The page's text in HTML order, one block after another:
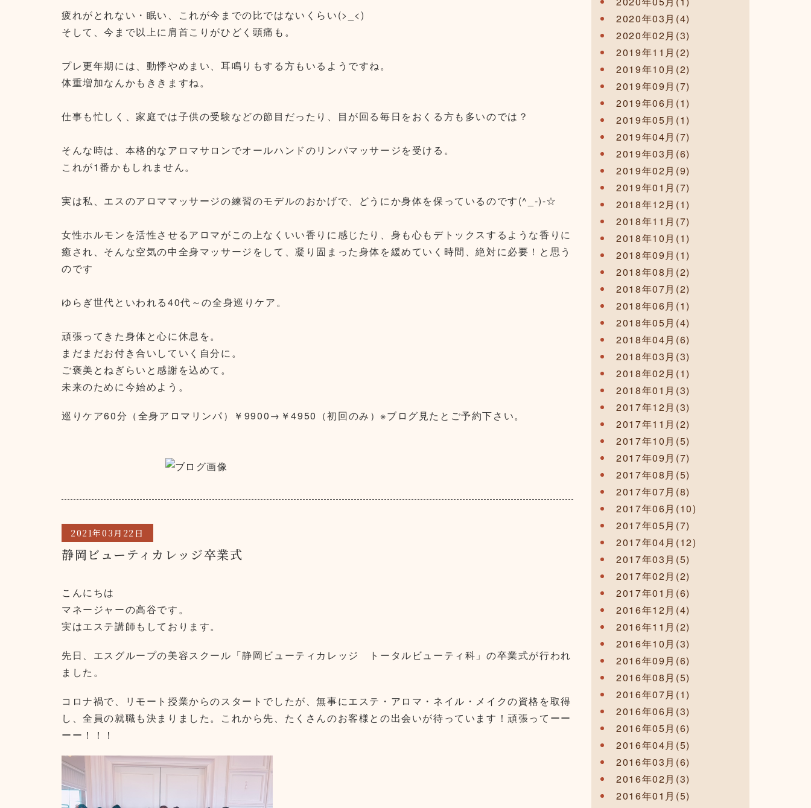
疲れがとれない・眠い、これが今までの比ではないくらい(>_<)
そして、今まで以上に肩首こりがひどく頭痛も。
プレ更年期には、動悸やめまい、耳鳴りもする方もいるようですね。
体重増加なんかもききますね。
仕事も忙しく、家庭では子供の受験などの節目だったり、目が回る毎日をおくる方も多いのでは？
そんな時は、本格的なアロマサロンでオールハンドのリンパマッサージを受ける。
これが1番かもしれません。
実は私、エスのアロママッサージの練習のモデルのおかげで、どうにか身体を保っているのです(^_-)-☆
女性ホルモンを活性させるアロマがこの上なくいい香りに感じたり、身も心もデトックスするような香りに
癒され、そんな空気の中全身マッサージをして、凝り固まった身体を緩めていく時間、絶対に必要！と思う
のです
ゆらぎ世代といわれる40代～の全身巡りケア。
頑張ってきた身体と心に休息を。
まだまだお付き合いしていく自分に。
ご褒美とねぎらいと感謝を込めて。
未来のために今始めよう。
巡りケア60分（全身アロマリンパ）￥9900→￥4950（初回のみ）※ブログ見たとご予約下さい。
2021年03月22日
静岡ビューティカレッジ卒業式
こんにちは
マネージャーの高谷です。
実はエステ講師もしております。
先日、エスグループの美容スクール「静岡ビューティカレッジ トータルビューティ科」の卒業式が行われ
ました。
コロナ禍で、リモート授業からのスタートでしたが、無事にエステ・アロマ・ネイル・メイクの資格を取得
し、全員の就職も決まりました。これから先、たくさんのお客様との出会いが待っています！頑張ってーー
ーー！！！
2020年03月(4)
2020年02月(3)
2019年11月(2)
2019年10月(2)
2019年09月(7)
2019年06月(1)
2019年05月(1)
2019年04月(7)
2019年03月(6)
2019年02月(9)
2019年01月(7)
2018年12月(1)
2018年11月(7)
2018年10月(1)
2018年09月(1)
2018年08月(2)
2018年07月(2)
2018年06月(1)
2018年05月(4)
2018年04月(6)
2018年03月(3)
2018年02月(1)
2018年01月(3)
2017年12月(3)
2017年11月(2)
2017年10月(5)
2017年09月(7)
2017年08月(5)
2017年07月(8)
2017年06月(10)
2017年05月(7)
2017年04月(12)
2017年03月(5)
2017年02月(2)
2017年01月(6)
2016年12月(4)
2016年11月(2)
2016年10月(3)
2016年09月(6)
2016年08月(5)
2016年07月(1)
2016年06月(3)
2016年05月(6)
2016年04月(5)
2016年03月(6)
2016年02月(3)
2016年01月(5)